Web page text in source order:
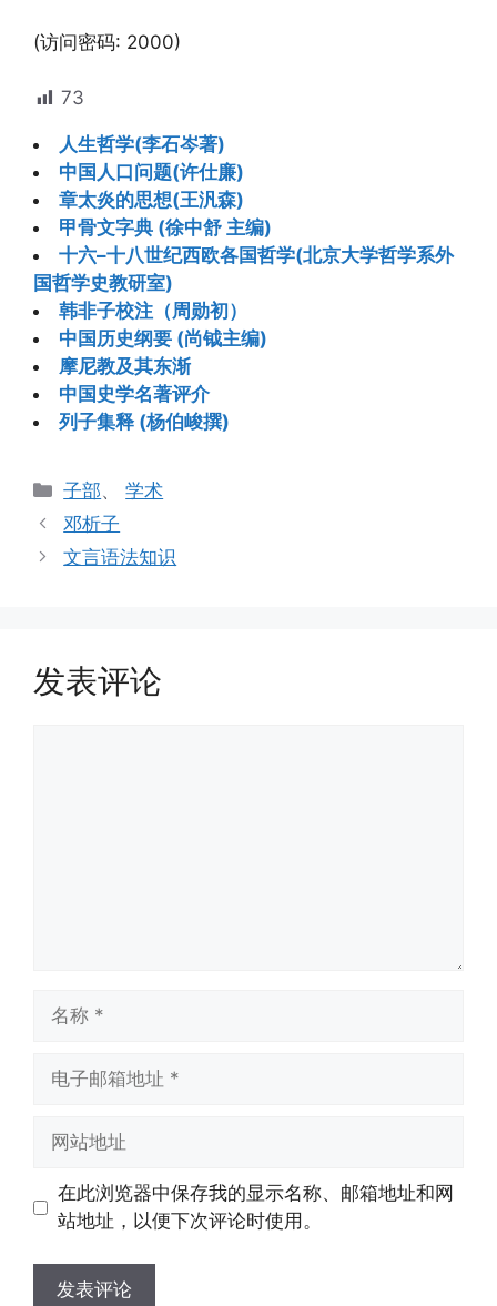
(访问密码: 2000)
73
人生哲学(李石岑著)
中国人口问题(许仕廉)
章太炎的思想(王汎森)
甲骨文字典 (徐中舒 主编)
十六–十八世纪西欧各国哲学(北京大学哲学系外
国哲学史教研室)
韩非子校注（周勋初）
中国历史纲要 (尚钺主编)
摩尼教及其东渐
中国史学名著评介
列子集释 (杨伯峻撰)
分
类
子部、学术
邓析子
文言语法知识
发表评论
址
址
在此浏览器中保存我的显示名称、邮箱地址和网
站地址，以便下次评论时使用。